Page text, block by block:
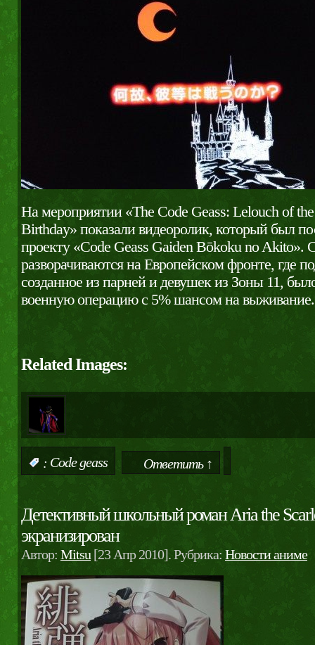
На мероприятии «The Code Geass: Lelouch of
Birthday» показали видеоролик, который был
проекту «Code Geass Gaiden Bōkoku no Akito».
разворачиваются на Европейском фронте, где
созданное из парней и девушек из Зоны 11,
военную операцию с 5% шансом на выживание.
Related Images:
: Code geass Ответить ↑
Детективный школьный роман Aria the
экранизирован
Автор: Mitsu [23 Апр 2010]. Рубрика: Новости аниме